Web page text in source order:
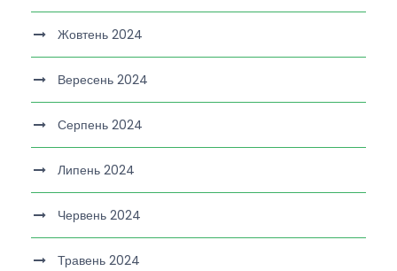
Жовтень 2024
Вересень 2024
Серпень 2024
Липень 2024
Червень 2024
Травень 2024